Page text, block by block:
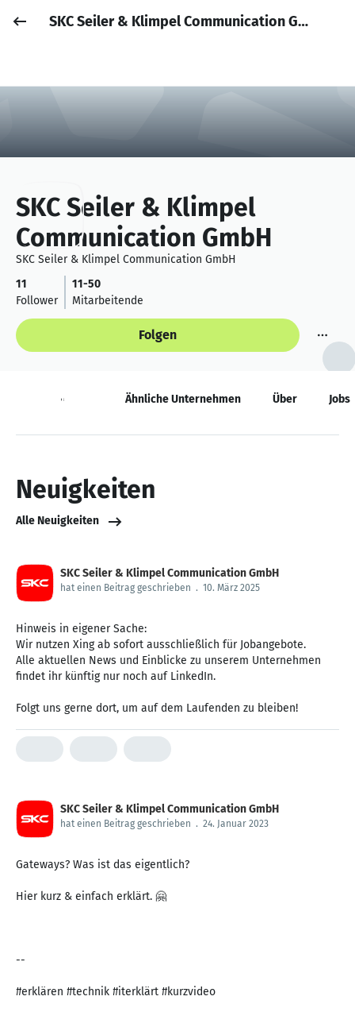
Anmelden
Job posten
SKC Seiler & Klimpel Communication GmbH
SKC Seiler & Klimpel
Communication GmbH
SKC Seiler & Klimpel Communication GmbH
11
Follower
11-50
Mitarbeitende
Folgen
Neuigkeiten Ähnliche Unternehmen Über Jobs
Neuigkeiten
Alle Neuigkeiten
SKC Seiler & Klimpel Communication GmbH
hat einen Beitrag geschrieben . 10. März 2025
Hinweis in eigener Sache:
Wir nutzen Xing ab sofort ausschließlich für Jobangebote.
Alle aktuellen News und Einblicke zu unserem Unternehmen
findet ihr künftig nur noch auf LinkedIn.
Folgt uns gerne dort, um auf dem Laufenden zu bleiben!
SKC Seiler & Klimpel Communication GmbH
hat einen Beitrag geschrieben . 24. Januar 2023
Gateways? Was ist das eigentlich?
Hier kurz & einfach erklärt. 🤗
--
#erklären #technik #iterklärt #kurzvideo